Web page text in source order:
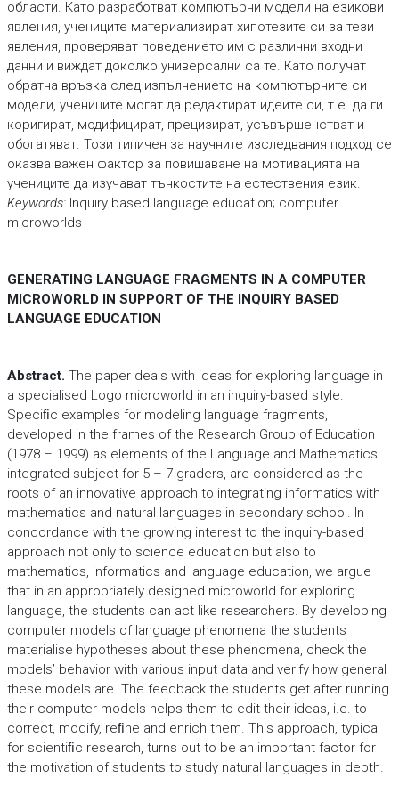
области. Като разработват компютърни модели на езикови
явления, учениците материализират хипотезите си за тези
явления, проверяват поведението им с различни входни
данни и виждат доколко универсални са те. Като получат
обратна връзка след изпълнението на компютърните си
модели, учениците могат да редактират идеите си, т.е. да ги
коригират, модифицират, прецизират, усъвършенстват и
обогатяват. Този типичен за научните изследвания подход се
оказва важен фактор за повишаване на мотивацията на
учениците да изучават тънкостите на естествения език.
Keywords:Inquiry based language education; computer
microworlds
GENERATING LANGUAGE FRAGMENTS IN A COMPUTER
MICROWORLD IN SUPPORT OF THE INQUIRY BASED
LANGUAGE EDUCATION
Abstract. The paper deals with ideas for exploring language in
a specialised Logo microworld in an inquiry-based style.
Speciﬁc examples for modeling language fragments,
developed in the frames of the Research Group of Education
(1978 – 1999) as elements of the Language and Mathematics
integrated subject for 5 – 7 graders, are considered as the
roots of an innovative approach to integrating informatics with
mathematics and natural languages in secondary school. In
concordance with the growing interest to the inquiry-based
approach not only to science education but also to
mathematics, informatics and language education, we argue
that in an appropriately designed microworld for exploring
language, the students can act like researchers. By developing
computer models of language phenomena the students
materialise hypotheses about these phenomena, check the
models’ behavior with various input data and verify how general
these models are. The feedback the students get after running
their computer models helps them to edit their ideas, i.e. to
correct, modify, reﬁne and enrich them. This approach, typical
for scientiﬁc research, turns out to be an important factor for
the motivation of students to study natural languages in depth.